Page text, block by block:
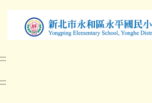
內
區
:::
:::